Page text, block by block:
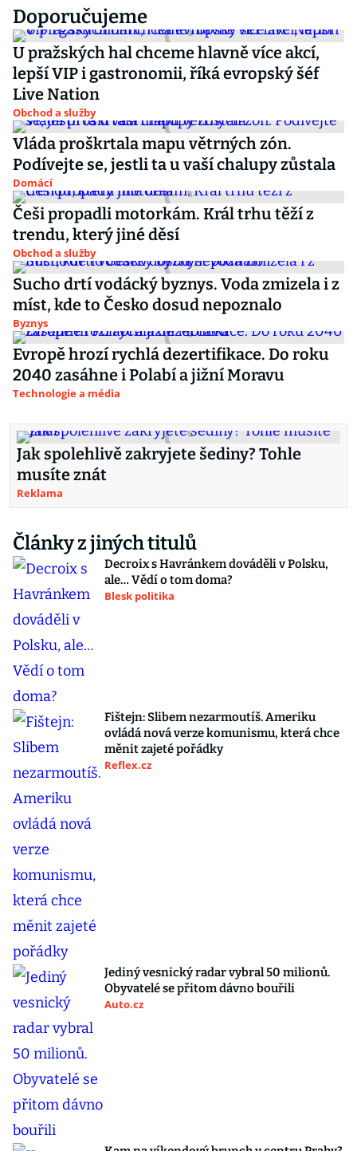
Doporučujeme
U pražských hal chceme hlavně více akcí,
lepší VIP i gastronomii, říká evropský šéf
Live Nation
Obchod a služby
Vláda proškrtala mapu větrných zón.
Podívejte se, jestli ta u vaší chalupy zůstala
Domácí
Češi propadli motorkám. Král trhu těží z
trendu, který jiné děsí
Obchod a služby
Sucho drtí vodácký byznys. Voda zmizela i z
míst, kde to Česko dosud nepoznalo
Byznys
Evropě hrozí rychlá dezertifikace. Do roku
2040 zasáhne i Polabí a jižní Moravu
Technologie a média
Jak spolehlivě zakryjete šediny? Tohle
musíte znát
Reklama
Články z jiných titulů
Decroix s Havránkem dováděli v Polsku,
ale… Vědí o tom doma?
Blesk politika
Fištejn: Slibem nezarmoutíš. Ameriku
ovládá nová verze komunismu, která chce
měnit zajeté pořádky
Reflex.cz
Jediný vesnický radar vybral 50 milionů.
Obyvatelé se přitom dávno bouřili
Auto.cz